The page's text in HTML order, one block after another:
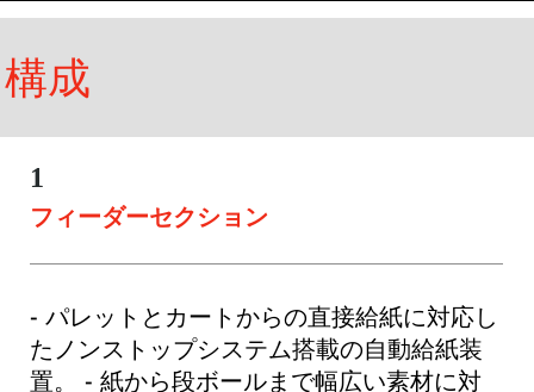
構成
1
フィーダーセクション
- パレットとカートからの直接給紙に対応し
たノンストップシステム搭載の自動給紙装
置。 - 紙から段ボールまで幅広い素材に対